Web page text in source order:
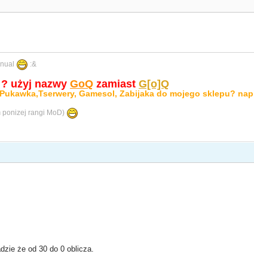
:&
? użyj nazwyGoQ zamiastG[o]Q
Gamesol, Zabijaka do mojego sklepu?
ponizej rangi MoD)
że od 30 do 0 oblicza.